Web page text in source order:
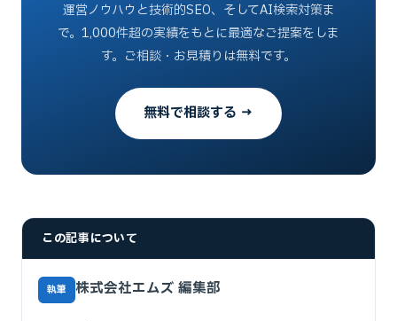
運営ノウハウと技術的SEO、そしてAI検索対策ま
で。1,000件超の実績をもとに最適なご提案をしま
す。ご相談・お見積りは無料です。
無料で相談する →
この記事について
執筆 株式会社エムズ 編集部